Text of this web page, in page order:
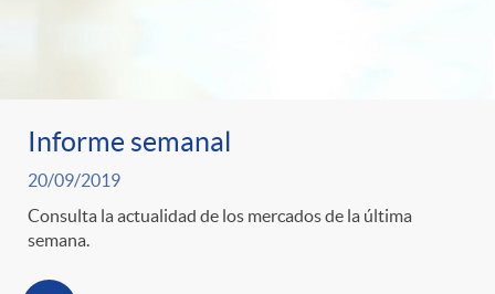
Informe semanal
20/09/2019
Consulta la actualidad de los mercados de la última
semana.